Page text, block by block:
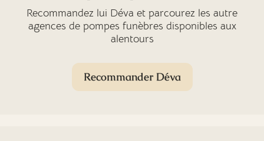
Recommandez lui Déva et parcourez les autre
agences de pompes funèbres disponibles aux
alentours
Recommander Déva